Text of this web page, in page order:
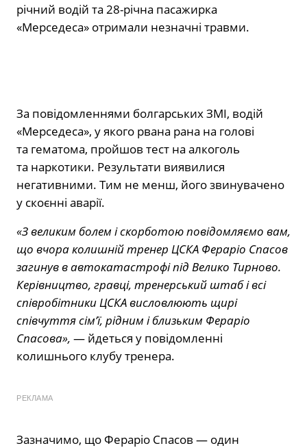
річний водій та 28-річна пасажирка
«Мерседеса» отримали незначні травми.
За повідомленнями болгарських ЗМІ, водій
«Мерседеса», у якого рвана рана на голові
та гематома, пройшов тест на алкоголь
та наркотики. Результати виявилися
негативними. Тим не менш, його звинувачено
у скоєнні аварії.
«З великим болем і скорботою повідомляємо вам,
що вчора колишній тренер ЦСКА Фераріо Спасов
загинув в автокатастрофі під Велико Тирново.
Керівництво, гравці, тренерський штаб і всі
співробітники ЦСКА висловлюють щирі
співчуття сім’ї, рідним і близьким Фераріо
Спасова», — йдеться у повідомленні
колишнього клубу тренера.
РЕКЛАМА
Зазначимо, що Фераріо Спасов — один